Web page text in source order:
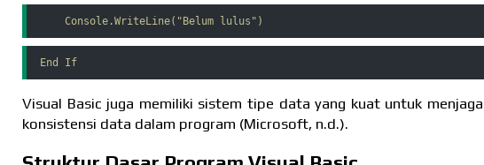
Console.WriteLine("Belum lulus")
End If
Visual Basic juga memiliki sistem tipe data yang kuat untuk menjaga
konsistensi data dalam program (Microsoft, n.d.).